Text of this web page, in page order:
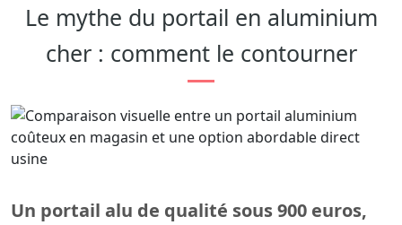
Le mythe du portail en aluminium
cher : comment le contourner
Un portail alu de qualité sous 900 euros,